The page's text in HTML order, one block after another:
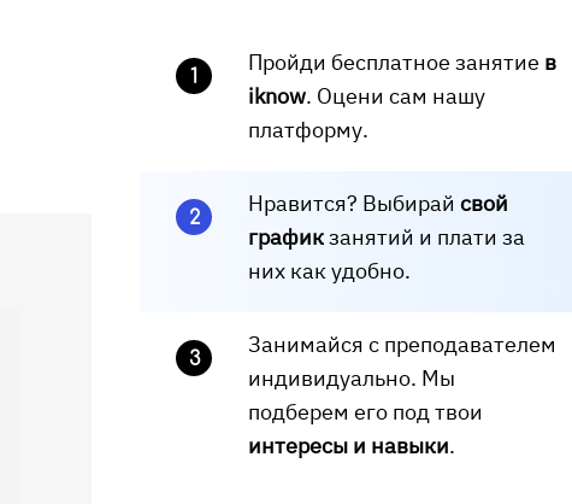
1
Пройди бесплатное занятие в
iknow. Оцени сам нашу
платформу.
2
Нравится? Выбирай свой
графикзанятий и плати за
них как удобно.
3
Занимайся с преподавателем
индивидуально. Мы
подберем его под твои
интересы и навыки.